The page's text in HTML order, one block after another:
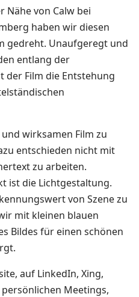
Nähe von Calw bei
haben wir diesen
gedreht. Unaufgeregt und
entlang der
Film die Entstehung
wirksamen Film zu
entschieden nicht mit
zu arbeiten.
ist die Lichtgestaltung.
von Szene zu
mit kleinen blauen
Bildes für einen schönen
auf LinkedIn, Xing,
Meetings,